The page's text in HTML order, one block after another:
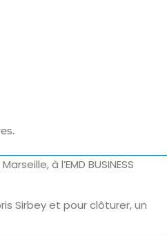
à l’EMD BUSINESS
Sirbey et pour clôturer, un